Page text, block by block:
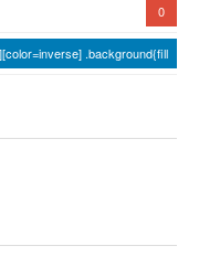
0
.background{fill